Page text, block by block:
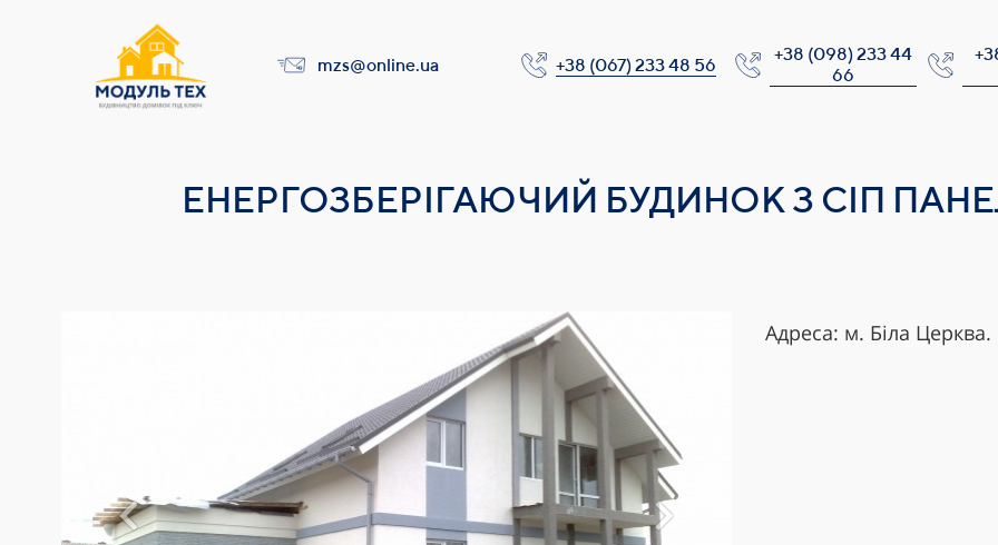
mzs@online.ua +38 (067) 233 48 56
+38 (098) 233 44
66
ЕНЕРГОЗБЕРІГАЮЧИЙ БУДИНОК З СІП
Адреса: м. Біла Церква.